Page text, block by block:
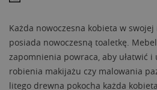
Każda nowoczesna kobieta w
posiada nowoczesną toaletkę.
zapomnienia powraca, aby ułatwić i
robienia makijażu czy malowania
litego drewna pokocha każda